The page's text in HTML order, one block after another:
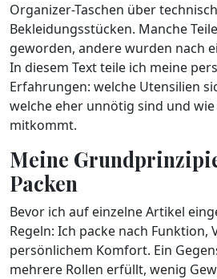
Organizer-Taschen über
Bekleidungsstücken. Manche
geworden, andere wurden nach
In diesem Text teile ich meine
Erfahrungen: welche Utensilien
welche eher unnötig sind und
mitkommt.
Meine
Packen
Bevor ich auf einzelne Artikel
Regeln: Ich packe nach Funktion,
persönlichem Komfort. Ein
mehrere Rollen erfüllt, wenig